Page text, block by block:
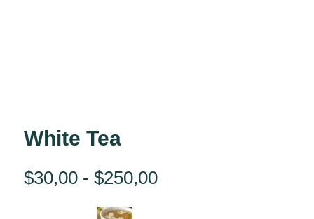
White Tea
$30,00 - $250,00Rango